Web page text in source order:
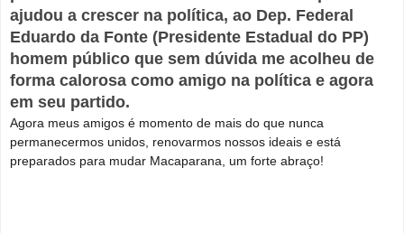
ajudou a crescer na política, ao Dep. Federal
Eduardo da Fonte (Presidente Estadual do PP)
homem público que sem dúvida me acolheu de
forma calorosa como amigo na política e agora
em seu partido.
Agora meus amigos é momento de mais do que nunca
permanecermos unidos, renovarmos nossos ideais e está
preparados para mudar Macaparana, um forte abraço!